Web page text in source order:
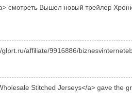
смотреть Вышел новый трейлер
affiliate/9916886/
Stitched Jerseys</a> gave the